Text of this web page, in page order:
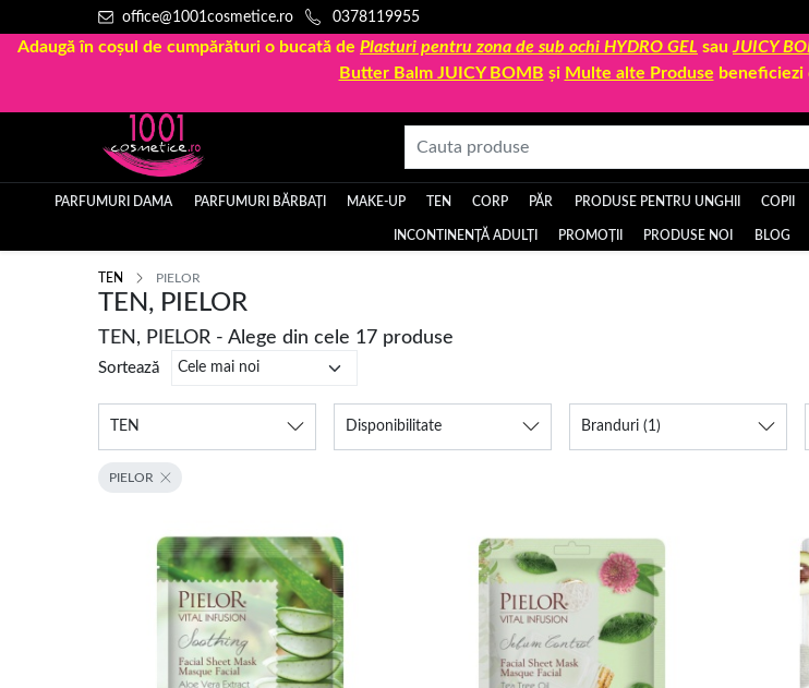
office@1001cosmetice.ro 0378119955
Adaugă în coșul de cumpărături o bucată de Plasturi pentru zona de sub ochi HYDRO GEL sau JUICY
Butter Balm JUICY BOMB și Multe alte Produse beneficiezi
PARFUMURI DAMA PARFUMURI BĂRBAȚI MAKE-UP TEN CORP PĂR PRODUSE PENTRU UNGHII COPII
INCONTINENȚĂ ADULȚI PROMOȚII PRODUSE NOI BLOG
TEN PIELOR
TEN, PIELOR
TEN, PIELOR - Alege din cele 17 produse
Sortează
TEN Disponibilitate Branduri (1)
PIELOR